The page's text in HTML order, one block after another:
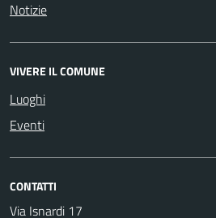
Notizie
VIVERE IL COMUNE
Luoghi
Eventi
CONTATTI
Via Isnardi 17